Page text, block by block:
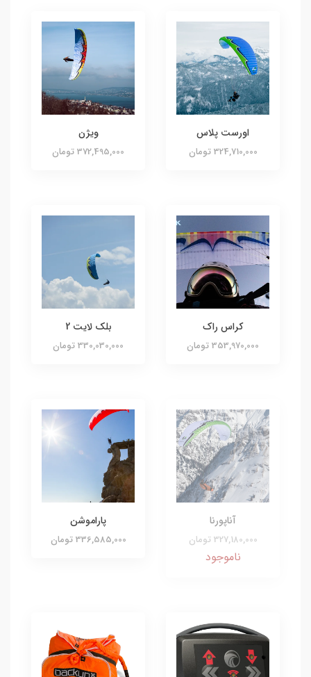
اورست پلاس
324,710,000 تومان
ویژن
372,495,000 تومان
کراس راک
353,970,000 تومان
بلک لایت 2
330,030,000 تومان
آناپورنا
327,180,000 تومان
ناموجود
پاراموشن
336,585,000 تومان